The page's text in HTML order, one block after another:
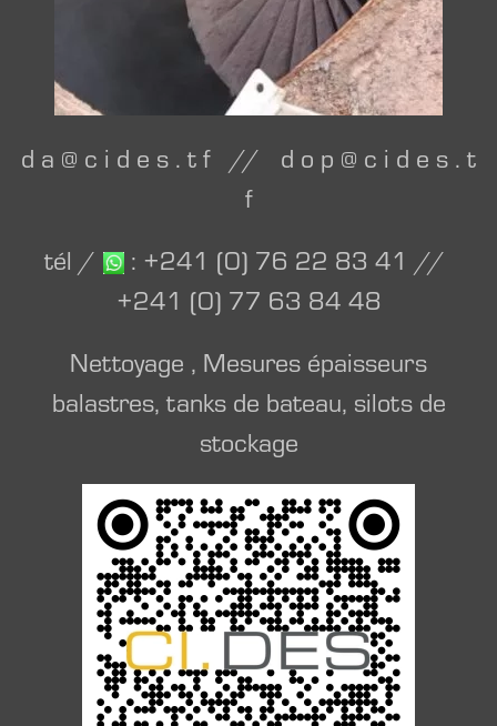
d a @ c i d e s . t f // d o p @ c i d e s . t
f
tél /
: +241 (0) 76 22 83 41 //
+241 (0) 77 63 84 48
Nettoyage , Mesures épaisseurs
balastres, tanks de bateau, silots de
stockage